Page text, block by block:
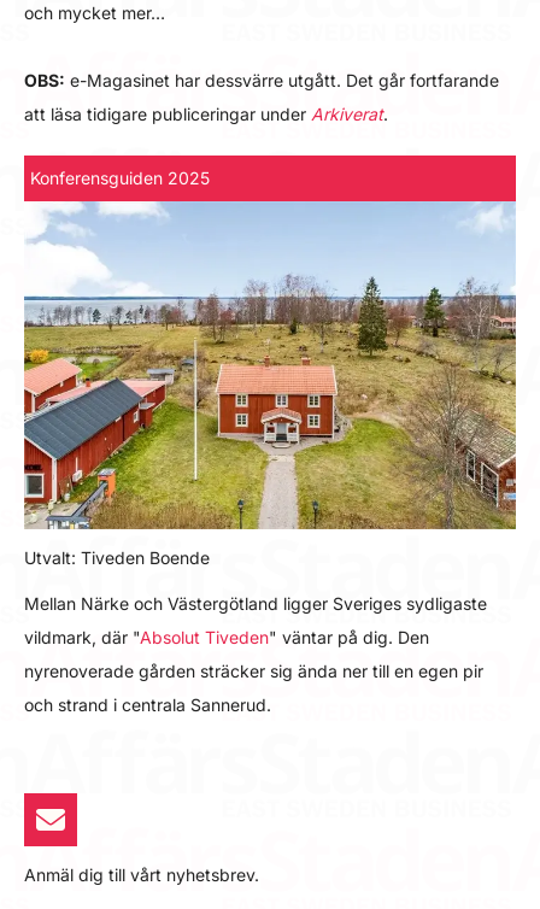
och mycket mer…
OBS: e-Magasinet har dessvärre utgått. Det går fortfarande
att läsa tidigare publiceringar under Arkiverat.
Konferensguiden 2025
Utvalt: Tiveden Boende
Mellan Närke och Västergötland ligger Sveriges sydligaste
vildmark, där "Absolut Tiveden" väntar på dig. Den
nyrenoverade gården sträcker sig ända ner till en egen pir
och strand i centrala Sannerud.
Anmäl dig till vårt nyhetsbrev.